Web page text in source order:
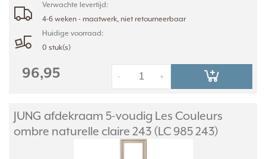
Verwachte levertijd:
4-6 weken - maatwerk, niet retourneerbaar
Huidige voorraad:
0 stuk(s)
96,95 +
-
JUNG afdekraam 5-voudig Les Couleurs
ombre naturelle claire 243 (LC 985 243)